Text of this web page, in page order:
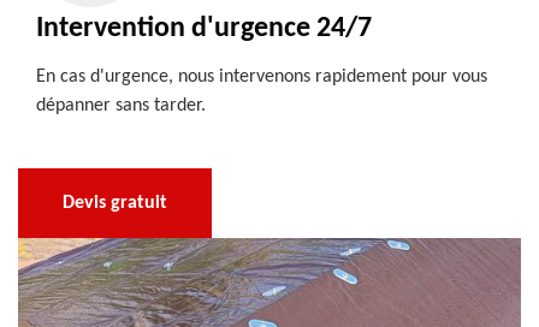
Intervention d'urgence 24/7
En cas d'urgence, nous intervenons rapidement pour vous
dépanner sans tarder.
Devis gratuit